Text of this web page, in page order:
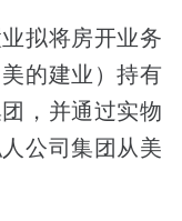
拟将房开业务
的建业）持有
，并通过实物
公司集团从美